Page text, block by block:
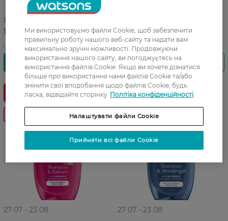
400 мл
149,99 ГРН
119,99 ГРН 151,99 ГРН
27 07 - 23 08
-20%
27 07 - 23 08
Ми використовуємо файли Cookie, щоб забезпечити
правильну роботу нашого веб-сайту та надати вам
максимально зручні можливості. Продовжуючи
використання нашого сайту, ви погоджуєтесь на
використання файлів Cookie. Якщо ви хочете дізнатися
більше про використання нами файлів Cookie та/або
змінити свої вподобання щодо файлів Cookie, будь
ласка, відвідайте сторінку Політіка конфіденційності
Налаштувати файли Cookie
Прийняти всі файли Cookie